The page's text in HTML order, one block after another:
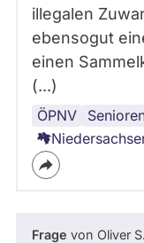
illegalen
ebensogut
einen
(...)
ÖPNV
Verkehrspolitik
Mobilität
Frage von Oliver